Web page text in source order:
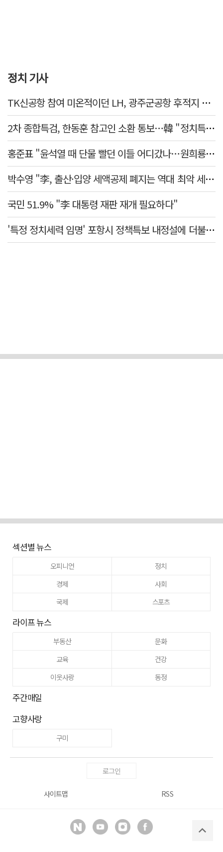
정치 기사
TK신공항 참여 미온적이던 LH, 광주군공항 후적지 조성 앞장
2차 종합특검, 한동훈 참고인 소환 통보…韓 "정치특검 언플" 반발
홍준표 "윤석열 때 단물 빨던 이들 어디갔나…원희룡, 정치무상 느꼈을 것"
박수영 "李, 출산·입양 세액공제 폐지는 역대 최악 세제개악"
국민 51.9% "李 대통령 재판 재개 필요하다"
'특정 정치세력 임명' 포항시 정책특보 내정설에 더불어민주당 반발나서
섹션별 뉴스
오피니언
정치
경제
사회
국제
스포츠
라이프 뉴스
부동산
문화
교육
건강
이웃사랑
동정
주간매일
고향사랑
구미
로그인
사이트맵 RSS